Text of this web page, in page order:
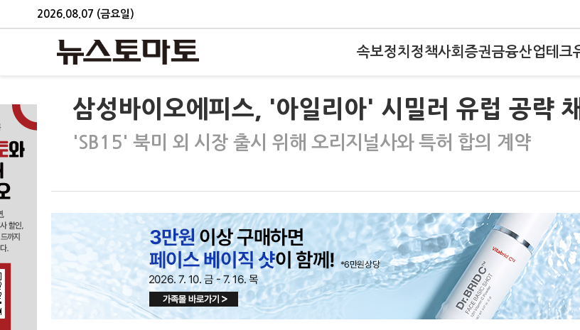
2026.08.07 (금요일)
속보정치 정책사회 증권금융산업테크
삼성바이오에피스, '아일리아' 시밀러 유럽 공략
'SB15' 북미 외 시장 출시 위해 오리지널사와 특허 합의 계약